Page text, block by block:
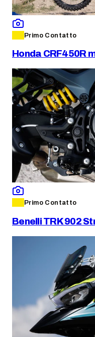
Primo Contatto
Honda CRF450R
Primo Contatto
Benelli TRK 902